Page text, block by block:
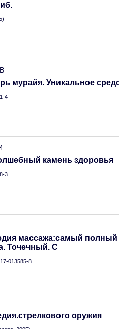
мурайя. Уникальное
4
камень здоровья
3
массажа:самый
Точечный. С
013585-8
оружия